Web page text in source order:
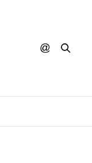
Ladies Do)